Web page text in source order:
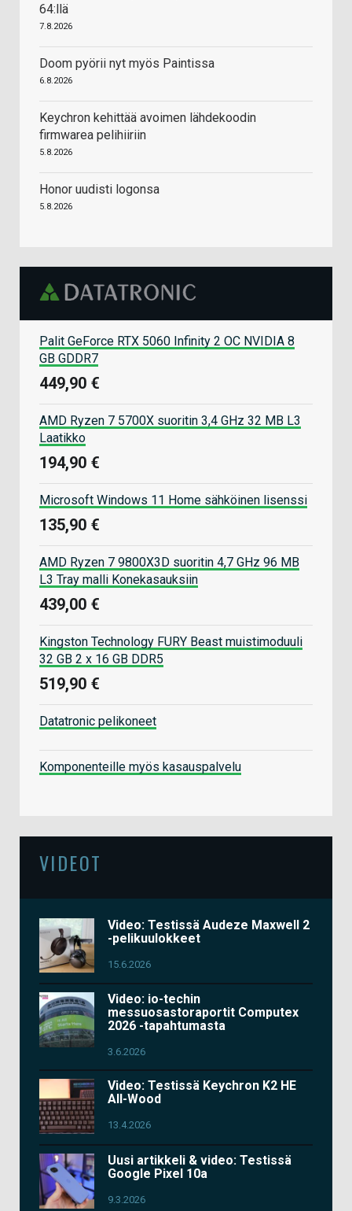
64:llä
7.8.2026
Doom pyörii nyt myös Paintissa
6.8.2026
Keychron kehittää avoimen lähdekoodin
firmwarea pelihiiriin
5.8.2026
Honor uudisti logonsa
5.8.2026
Palit GeForce RTX 5060 Infinity 2 OC NVIDIA 8
GB GDDR7
449,90 €
AMD Ryzen 7 5700X suoritin 3,4 GHz 32 MB L3
Laatikko
194,90 €
Microsoft Windows 11 Home sähköinen lisenssi
135,90 €
AMD Ryzen 7 9800X3D suoritin 4,7 GHz 96 MB
L3 Tray malli Konekasauksiin
439,00 €
Kingston Technology FURY Beast muistimoduuli
32 GB 2 x 16 GB DDR5
519,90 €
Datatronic pelikoneet
Komponenteille myös kasauspalvelu
VIDEOT
Video: Testissä Audeze Maxwell 2
-pelikuulokkeet
15.6.2026
Video: io-techin
messuosastoraportit Computex
2026 -tapahtumasta
3.6.2026
Video: Testissä Keychron K2 HE
All-Wood
13.4.2026
Uusi artikkeli & video: Testissä
Google Pixel 10a
9.3.2026